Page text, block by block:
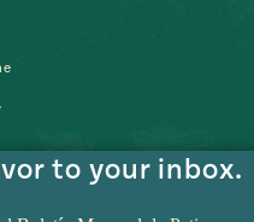
to your inbox.